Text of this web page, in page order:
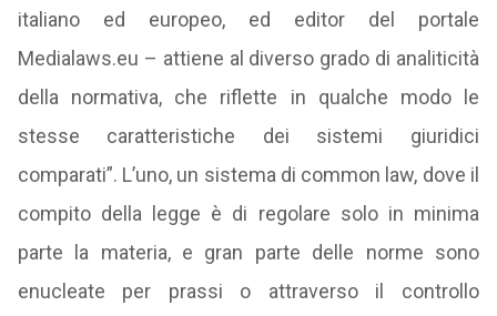
italiano ed europeo, ed editor del portale
Medialaws.eu – attiene al diverso grado di analiticità
della normativa, che riflette in qualche modo le
stesse caratteristiche dei sistemi giuridici
comparati”. L’uno, un sistema di common law, dove il
compito della legge è di regolare solo in minima
parte la materia, e gran parte delle norme sono
enucleate per prassi o attraverso il controllo